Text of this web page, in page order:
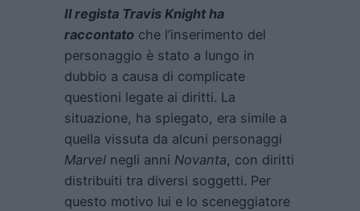
Il regista Travis Knight ha
raccontato che l’inserimento del
personaggio è stato a lungo in
dubbio a causa di complicate
questioni legate ai diritti. La
situazione, ha spiegato, era simile a
quella vissuta da alcuni personaggi
Marvel negli anni Novanta, con diritti
distribuiti tra diversi soggetti. Per
questo motivo lui e lo sceneggiatore